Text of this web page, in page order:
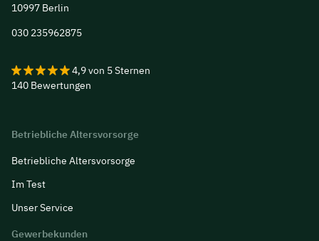
10997 Berlin
030 235962875
Versicherungsmakler aus Berlin
4,9von 5Sternen
140 Bewertungen
Betriebliche Altersvorsorge
Betriebliche Altersvorsorge
Im Test
Unser Service
Gewerbekunden